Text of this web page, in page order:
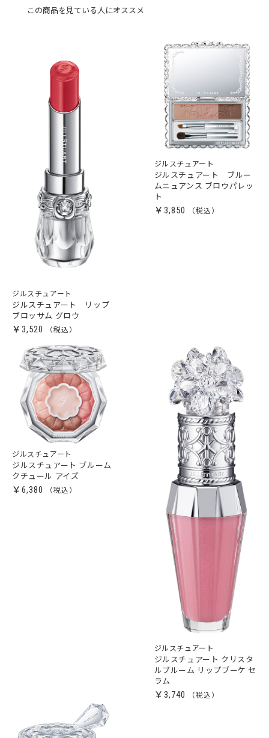
この商品を見ている人にオススメ
ジルスチュアート
ジルスチュアート リップ
ブロッサム グロウ
￥3,520
ジルスチュアート
ジルスチュアート ブルー
ムニュアンス ブロウパレッ
ト
￥3,850
ジルスチュアート
ジルスチュアート ブルーム
クチュール アイズ
￥6,380
ジルスチュアート
ジルスチュアート クリスタ
ルブルーム リップブーケ セ
ラム
￥3,740